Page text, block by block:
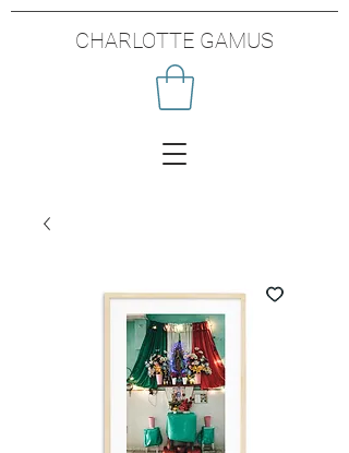
CHARLOTTE GAMUS